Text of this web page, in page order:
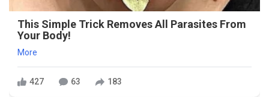
This Simple Trick Removes All Parasites From
Your Body!
More
427 63 183